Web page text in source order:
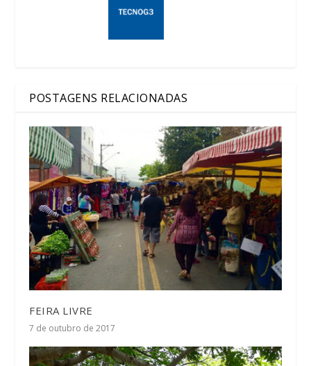
POSTAGENS RELACIONADAS
FEIRA LIVRE
7 de outubro de 2017